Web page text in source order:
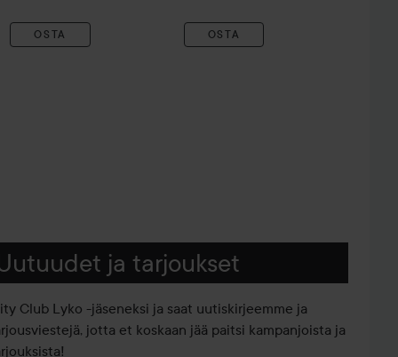
OSTA OSTA
ja tarjoukset
Club Lyko -jäseneksi ja saat uutiskirjeemme ja
jotta et koskaan jää paitsi kampanjoista ja